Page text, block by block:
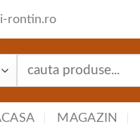
rontin.ro
MAGAZIN